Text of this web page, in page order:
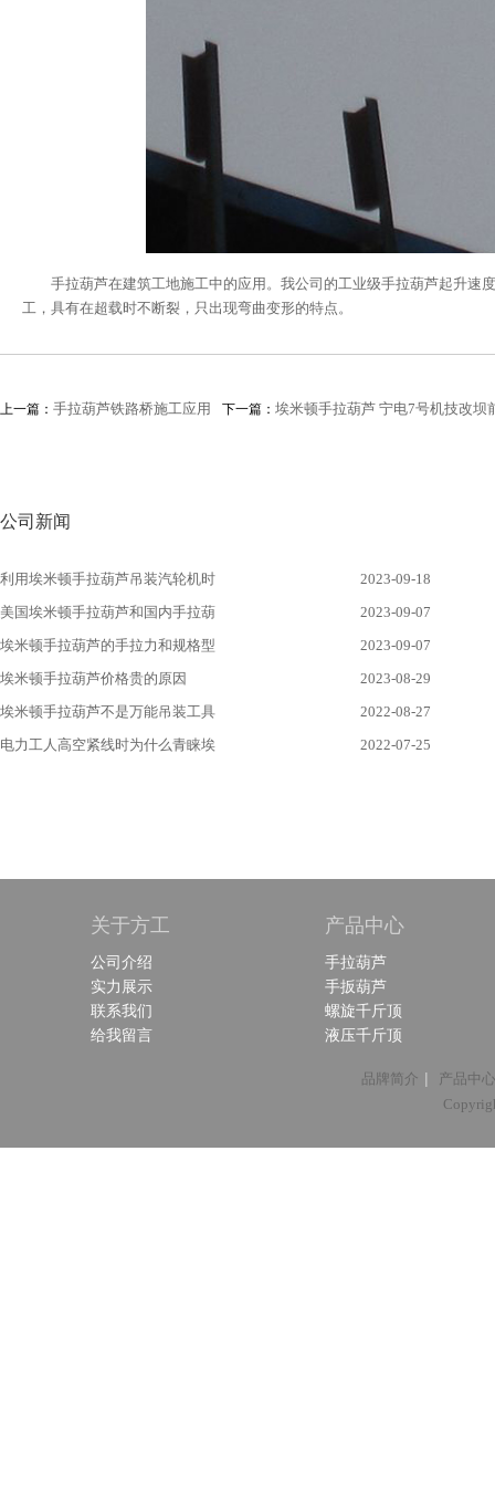
手拉葫芦在建筑工地施工中的应用。我公司的工业级手拉葫芦起升速
工，具有在超载时不断裂，只出现弯曲变形的特点。
上一篇： 手拉葫芦铁路桥施工应用 下一篇： 埃米顿手拉葫芦 宁电7号机技改坝
公司新闻
利用埃米顿手拉葫芦吊装汽轮机时
2023-09-18
美国埃米顿手拉葫芦和国内手拉葫
2023-09-07
埃米顿手拉葫芦的手拉力和规格型
2023-09-07
埃米顿手拉葫芦价格贵的原因
2023-08-29
埃米顿手拉葫芦不是万能吊装工具
2022-08-27
电力工人高空紧线时为什么青睐埃
2022-07-25
关于方工
公司介绍
实力展示
联系我们
给我留言
产品中心
手拉葫芦
手扳葫芦
螺旋千斤顶
液压千斤顶
品牌简介 |
产品中心